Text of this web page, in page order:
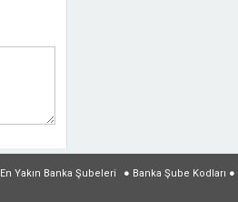
● Banka Şube Kodları ●
En Yakın Banka Şubeleri